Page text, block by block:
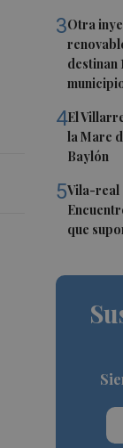
3Otra
destinan
4El
la Mare
Baylón
5Vila-real
que